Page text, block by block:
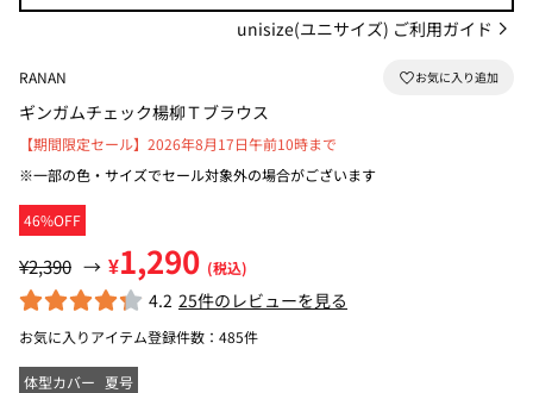
unisize(ユニサイズ) ご利用ガイド
RANAN
ギンガムチェック楊柳Ｔブラウス
46%OFF
【期間限定セール】2026年8月17日午前10時まで
※一部の色・サイズでセール対象外の場合がございます
¥2,390 → ¥1,290 (税込)
4.2 25件のレビューを見る
お気に入りアイテム登録件数： 485件
体型カバー 夏号